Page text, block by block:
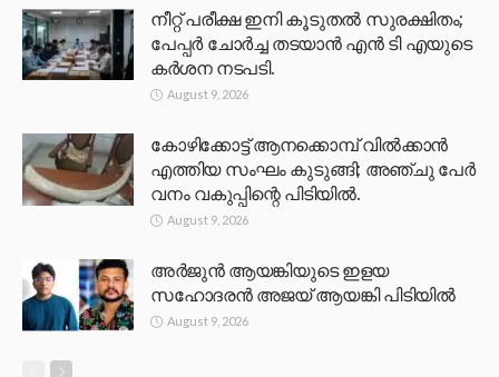
നീറ്റ് പരീക്ഷ ഇനി കൂടുതൽ സുരക്ഷിതം;
പേപ്പർ ചോർച്ച തടയാൻ എൻ ടി എയുടെ
കർശന നടപടി.
August 9, 2026
കോഴിക്കോട്ട് ആനക്കൊമ്പ് വിൽക്കാൻ
എത്തിയ സംഘം കുടുങ്ങി; അഞ്ചു പേർ
വനം വകുപ്പിന്റെ പിടിയിൽ.
August 9, 2026
അർജുൻ ആയങ്കിയുടെ ഇളയ
സഹോദരൻ അജയ് ആയങ്കി പിടിയിൽ
August 9, 2026